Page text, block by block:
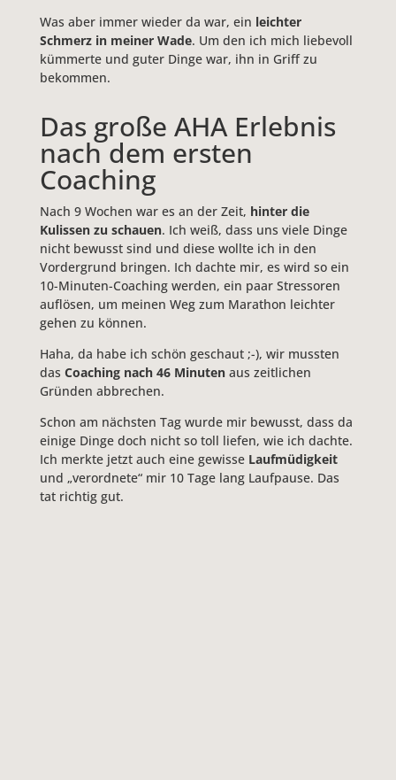
Was aber immer wieder da war, ein leichter
Schmerz in meiner Wade. Um den ich mich liebevoll
kümmerte und guter Dinge war, ihn in Griff zu
bekommen.
Das große AHA Erlebnis
nach dem ersten
Coaching
Nach 9 Wochen war es an der Zeit, hinter die
Kulissen zu schauen. Ich weiß, dass uns viele Dinge
nicht bewusst sind und diese wollte ich in den
Vordergrund bringen. Ich dachte mir, es wird so ein
10-Minuten-Coaching werden, ein paar Stressoren
auflösen, um meinen Weg zum Marathon leichter
gehen zu können.
Haha, da habe ich schön geschaut ;-), wir mussten
das Coaching nach 46 Minutenaus zeitlichen
Gründen abbrechen.
Schon am nächsten Tag wurde mir bewusst, dass da
einige Dinge doch nicht so toll liefen, wie ich dachte.
Ich merkte jetzt auch eine gewisse Laufmüdigkeit
und „verordnete“ mir 10 Tage lang Laufpause. Das
tat richtig gut.